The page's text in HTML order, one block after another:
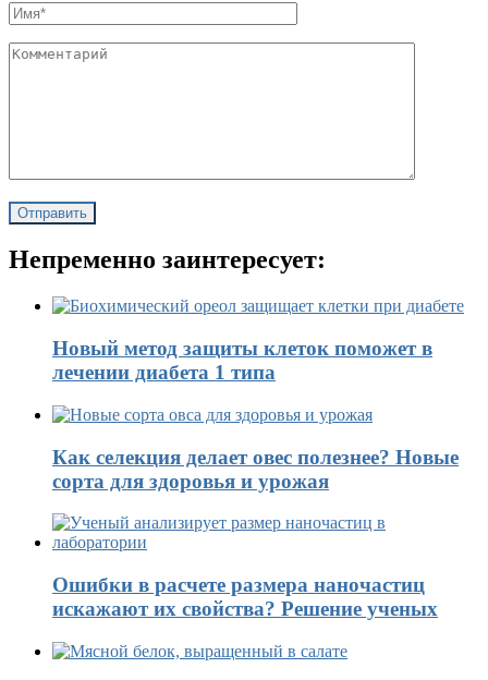
Непременно заинтересует:
Новый метод защиты клеток поможет в
лечении диабета 1 типа
Как селекция делает овес полезнее? Новые
сорта для здоровья и урожая
Ошибки в расчете размера наночастиц
искажают их свойства? Решение ученых